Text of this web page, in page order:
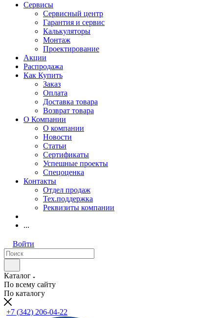
Сервисы
Сервисный центр
Гарантия и сервис
Калькуляторы
Монтаж
Проектирование
Акции
Распродажа
Как Купить
Заказ
Оплата
Доставка товара
Возврат товара
О Компании
О компании
Новости
Статьи
Сертификаты
Успешные проекты
Спецоценка
Контакты
Отдел продаж
Тех.поддержка
Реквизиты компании
...
Войти
Каталог
По всему сайту
По каталогу
+7 (342) 206-04-22